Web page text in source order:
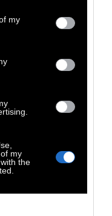
my
my
the
λόγος. Ένας
που δεν
από την
και πού
να
να χαίρομαι
πάνω
σαν νέο. Πως
δεν μου
δεν ήξερα
Πάνε τώρα